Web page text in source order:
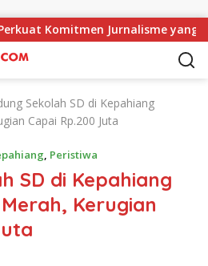
Komitmen Jurnalisme yang
Sekolah SD di Kepahiang
Capai Rp.200 Juta
, Peristiwa
SD di Kepahiang
Kerugian